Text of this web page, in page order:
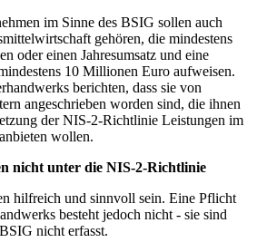
im Sinne des BSIG sollen auch
gehören, die mindestens
oder einen Jahresumsatz und eine
10 Millionen Euro aufweisen.
berichten, dass sie von
angeschrieben worden sind, die ihnen
der NIS-2-Richtlinie Leistungen im
wollen.
nicht unter die NIS-2-Richtlinie
hilfreich und sinnvoll sein. Eine Pflicht
besteht jedoch nicht - sie sind
nicht erfasst.